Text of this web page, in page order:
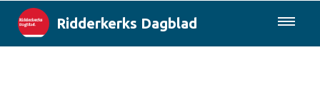
Ridderkerks Dagblad